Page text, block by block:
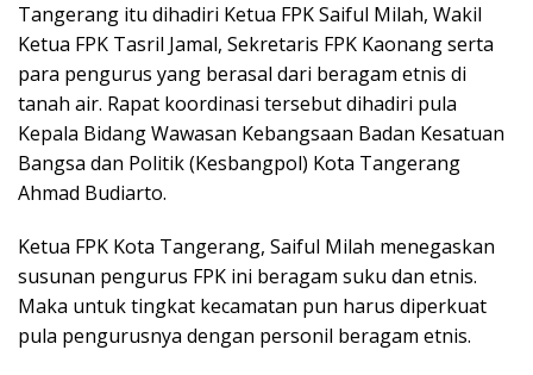
Tangerang itu dihadiri Ketua FPK Saiful Milah, Wakil
Ketua FPK Tasril Jamal, Sekretaris FPK Kaonang serta
para pengurus yang berasal dari beragam etnis di
tanah air. Rapat koordinasi tersebut dihadiri pula
Kepala Bidang Wawasan Kebangsaan Badan Kesatuan
Bangsa dan Politik (Kesbangpol) Kota Tangerang
Ahmad Budiarto.
Ketua FPK Kota Tangerang, Saiful Milah menegaskan
susunan pengurus FPK ini beragam suku dan etnis.
Maka untuk tingkat kecamatan pun harus diperkuat
pula pengurusnya dengan personil beragam etnis.